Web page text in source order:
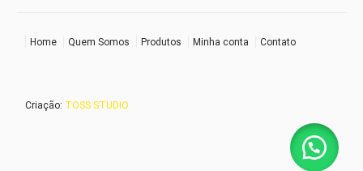
Home Quem Somos Produtos Minha conta Contato
Criação: TOSS STUDIO